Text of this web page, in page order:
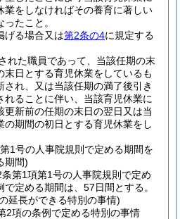
業をしなければその養育に著しい
たこと。
げる場合又は第2条の4に規定する
れた職員であって、当該任期の末
末日とする育児休業をしているも
され、又は当該任期の満了後引き
れることに伴い、当該育児休業に
更新前の任期の末日の翌日又は当
の期間の初日とする育児休業をし
1号の人事院規則で定める期間を
期間)
第1項第1号の人事院規則で定め
定める期間は、57日間とする。
延長ができる特別の事情)
2項の条例で定める特別の事情